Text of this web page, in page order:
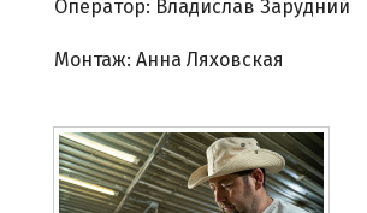
Оператор: Владислав Зарудний
Монтаж: Анна Ляховская